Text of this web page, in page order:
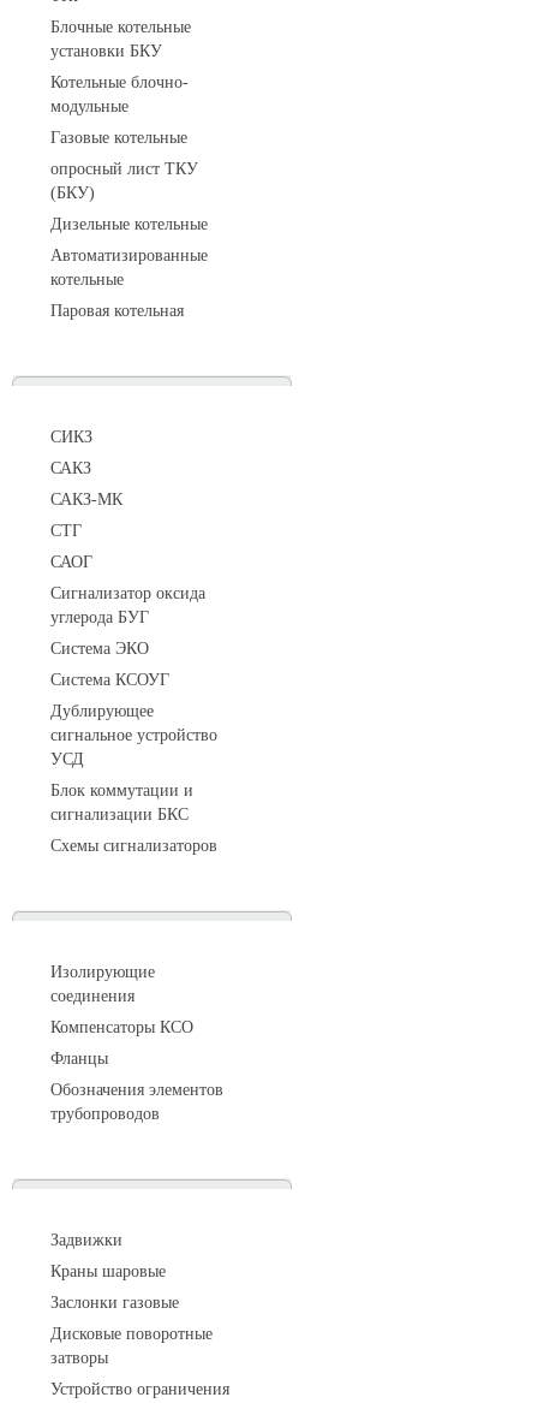
Блочные котельные
установки БКУ
Котельные блочно-
модульные
Газовые котельные
опросный лист ТКУ
(БКУ)
Дизельные котельные
Автоматизированные
котельные
Паровая котельная
СИКЗ
САКЗ
САКЗ-МК
СТГ
САОГ
Сигнализатор оксида
углерода БУГ
Система ЭКО
Система КСОУГ
Дублирующее
сигнальное устройство
УСД
Блок коммутации и
сигнализации БКС
Схемы сигнализаторов
Изолирующие
соединения
Компенсаторы КСО
Фланцы
Обозначения элементов
трубопроводов
Задвижки
Краны шаровые
Заслонки газовые
Дисковые поворотные
затворы
Устройство ограничения